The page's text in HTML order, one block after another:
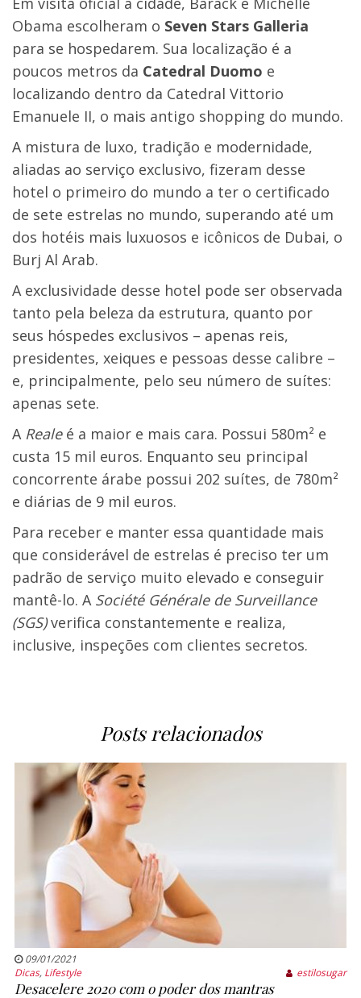
Obama escolheram o Seven Stars Galleria
para se hospedarem. Sua localização é a
poucos metros da Catedral Duomo e
localizando dentro da Catedral Vittorio
Emanuele II, o mais antigo shopping do mundo.
A mistura de luxo, tradição e modernidade,
aliadas ao serviço exclusivo, fizeram desse
hotel o primeiro do mundo a ter o certificado
de sete estrelas no mundo, superando até um
dos hotéis mais luxuosos e icônicos de Dubai, o
Burj Al Arab.
A exclusividade desse hotel pode ser observada
tanto pela beleza da estrutura, quanto por
seus hóspedes exclusivos – apenas reis,
presidentes, xeiques e pessoas desse calibre –
e, principalmente, pelo seu número de suítes:
apenas sete.
A Realeé a maior e mais cara. Possui 580m² e
custa 15 mil euros. Enquanto seu principal
concorrente árabe possui 202 suítes, de 780m²
e diárias de 9 mil euros.
Para receber e manter essa quantidade mais
que considerável de estrelas é preciso ter um
padrão de serviço muito elevado e conseguir
mantê-lo. A Société Générale de Surveillance
(SGS)verifica constantemente e realiza,
inclusive, inspeções com clientes secretos.
Posts relacionados
09/01/2021
Dicas, Lifestyle estilosugar
Desacelere 2020 com o poder dos mantras